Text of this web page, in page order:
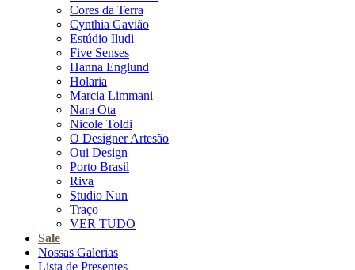
Cores da Terra
Cynthia Gavião
Estúdio Iludi
Five Senses
Hanna Englund
Holaria
Marcia Limmani
Nara Ota
Nicole Toldi
O Designer Artesão
Oui Design
Porto Brasil
Riva
Studio Nun
Traço
VER TUDO
Sale
Nossas Galerias
Lista de Presentes